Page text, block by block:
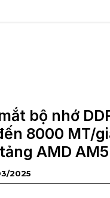
tin công
bộ nhớ
8000 MT/
AMD AM5
2025